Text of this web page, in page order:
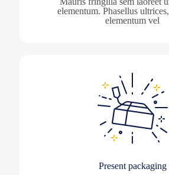
elementum. Phasellus
elementum vel
Present packaging